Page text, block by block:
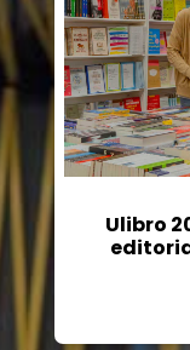
Ulibro